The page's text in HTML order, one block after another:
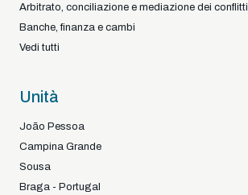
Arbitrato, conciliazione e mediazione dei conflitti
Banche, finanza e cambi
Vedi tutti
Unità
João Pessoa
Campina Grande
Sousa
Braga - Portugal